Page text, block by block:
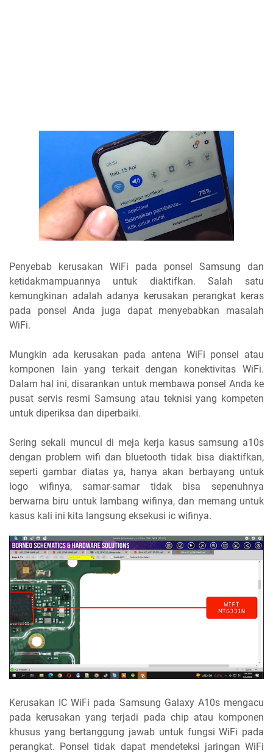
Penyebab kerusakan WiFi pada ponsel Samsung dan
ketidakmampuannya untuk diaktifkan. Salah satu
kemungkinan adalah adanya kerusakan perangkat keras
pada ponsel Anda juga dapat menyebabkan masalah
WiFi.
Mungkin ada kerusakan pada antena WiFi ponsel atau
komponen lain yang terkait dengan konektivitas WiFi.
Dalam hal ini, disarankan untuk membawa ponsel Anda ke
pusat servis resmi Samsung atau teknisi yang kompeten
untuk diperiksa dan diperbaiki.
Sering sekali muncul di meja kerja kasus samsung a10s
dengan problem wifi dan bluetooth tidak bisa diaktifkan,
seperti gambar diatas ya, hanya akan berbayang untuk
logo wifinya, samar-samar tidak bisa sepenuhnya
berwarna biru untuk lambang wifinya, dan memang untuk
kasus kali ini kita langsung eksekusi ic wifinya.
Kerusakan IC WiFi pada Samsung Galaxy A10s mengacu
pada kerusakan yang terjadi pada chip atau komponen
khusus yang bertanggung jawab untuk fungsi WiFi pada
perangkat. Ponsel tidak dapat mendeteksi jaringan WiFi